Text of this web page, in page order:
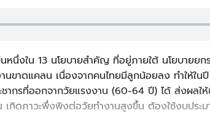
นหนึ่งใน 13 นโยบายสำคัญ ที่อยู่ภายใต้ นโยบาย
นขาดแคลน เนื่องจากคนไทยมีลูกน้อยลง ทำให้ใ
ากรที่ออกจากวัยแรงงาน (60-64 ปี) ได้ ส่งผลให้
เกิดภาวะพึ่งพิงต่อวัยทำงานสูงขึ้น ต้องใช้งบปร